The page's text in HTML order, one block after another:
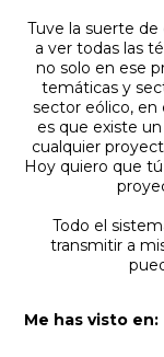
Tuve la suerte
a ver todas las
no solo en ese
temáticas y
sector eólico,
es que existe
cualquier
Hoy quiero que
Todo el
transmitir a
Me has visto en: